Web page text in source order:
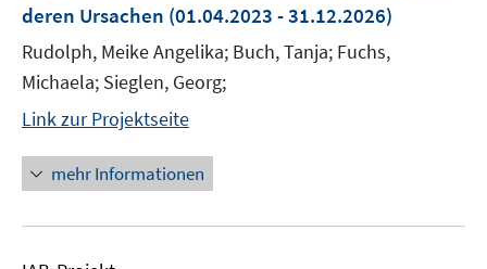
deren Ursachen (01.04.2023 - 31.12.2026)
Rudolph, Meike Angelika; Buch, Tanja; Fuchs,
Michaela; Sieglen, Georg;
Link zur Projektseite
mehr Informationen